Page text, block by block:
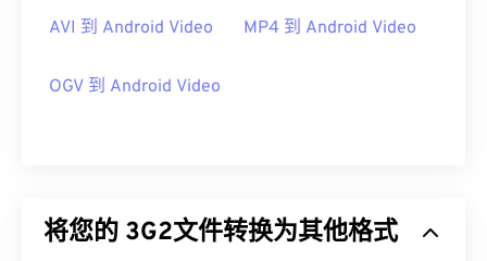
AVI 到 Android Video MP4 到 Android Video
OGV 到 Android Video
将您的 3G2文件转换为其他格式